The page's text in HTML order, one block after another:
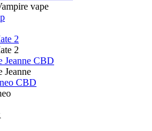
vape
2
2
Jeanne CBD
Jeanne
CBD